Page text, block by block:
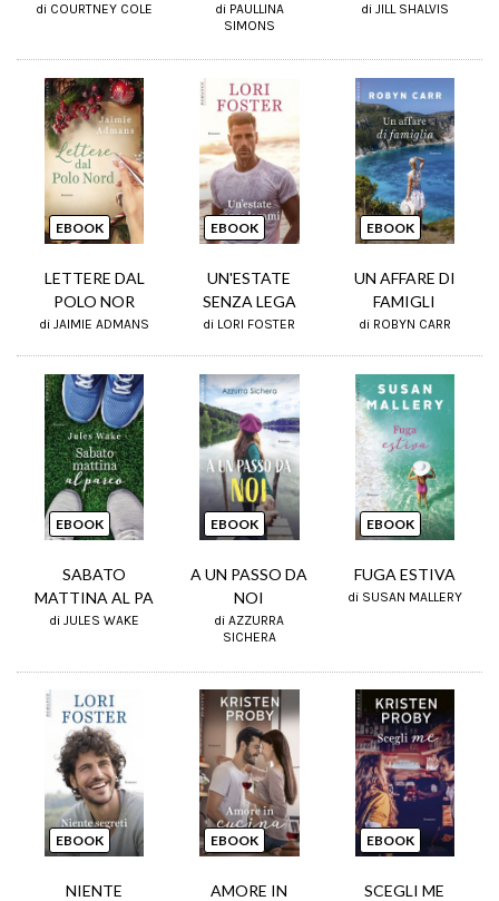
di COURTNEY COLE
di PAULLINA
SIMONS
di JILL SHALVIS
EBOOK
LETTERE DAL
POLO NOR
di JAIMIE ADMANS
EBOOK
UN'ESTATE
SENZA LEGA
di LORI FOSTER
EBOOK
UN AFFARE DI
FAMIGLI
di ROBYN CARR
EBOOK
SABATO
MATTINA AL PA
di JULES WAKE
EBOOK
A UN PASSO DA
NOI
di AZZURRA
SICHERA
EBOOK
FUGA ESTIVA
di SUSAN MALLERY
EBOOK
NIENTE
EBOOK
AMORE IN
EBOOK
SCEGLI ME